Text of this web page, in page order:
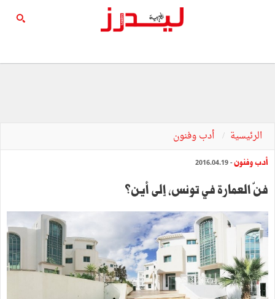
الرئيسية أدب وفنون
أدب وفنون- 2016.04.19
فنّ‭ ‬العمارة‭ ‬في‭ ‬تونس،‭ ‬إلى‭ ‬أين؟